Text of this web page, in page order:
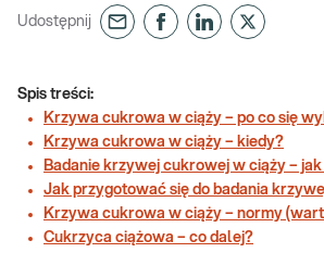
Udostępnij
Spis treści:
Krzywa cukrowa w ciąży – po co się
Krzywa cukrowa w ciąży – kiedy?
Badanie krzywej cukrowej w ciąży –
Jak przygotować się do badania
Krzywa cukrowa w ciąży – normy
Cukrzyca ciążowa – co dalej?